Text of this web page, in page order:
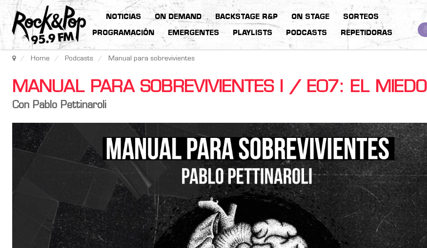
NOTICIAS ON DEMAND BACKSTAGE R&P ON STAGE SORTEOS
PROGRAMACIÓN EMERGENTES PLAYLISTS PODCASTS REPETIDORAS
Home Podcasts Manual para sobrevivientes
MANUAL PARA SOBREVIVIENTES I / E07: EL MIEDO
Con Pablo Pettinaroli